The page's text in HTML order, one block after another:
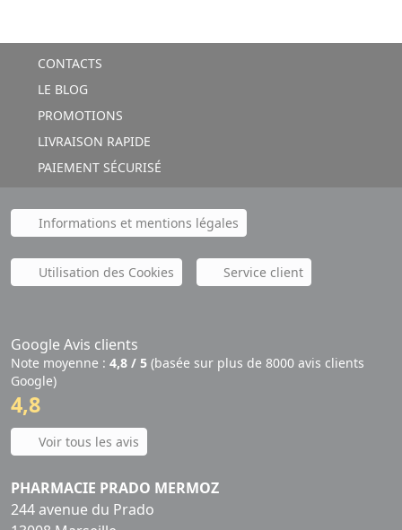
CONTACTS
LE BLOG
PROMOTIONS
LIVRAISON RAPIDE
PAIEMENT SÉCURISÉ
Informations et mentions légales
Utilisation des Cookies Service client
Google Avis clients
Note moyenne : 4,8 / 5 (basée sur plus de 8000 avis clients
Google)
4,8
Voir tous les avis
PHARMACIE PRADO MERMOZ
244 avenue du Prado